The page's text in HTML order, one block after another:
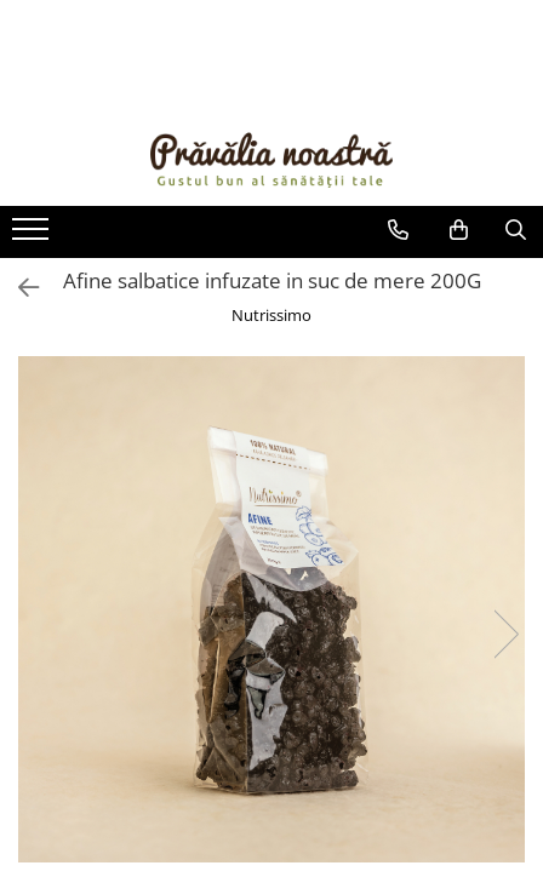
ULEIURI ȘI UNTURI
MĂSLINE
NUCI ȘI SEMINȚE
FRUCTE DESHIDRATATE
FRUCTE LA CONSERVĂ
BĂUTURI / LAPTE VEGETAL
CREME ȘI PASTE TARTINABILE
Afine salbatice infuzate in suc de mere 200G
Nutrissimo